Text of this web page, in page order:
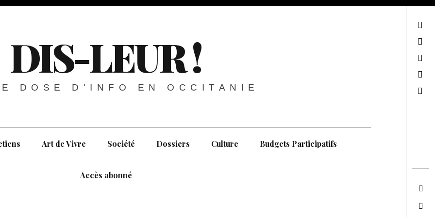
DIS-LEUR !
DOSE D'INFO EN OCCITANIE
Art de Vivre Société Dossiers Culture Budgets Participatifs
Accès abonné